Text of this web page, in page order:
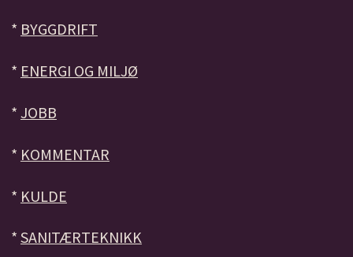
* BYGGDRIFT
* ENERGI OG MILJØ
* JOBB
* KOMMENTAR
* KULDE
* SANITÆRTEKNIKK